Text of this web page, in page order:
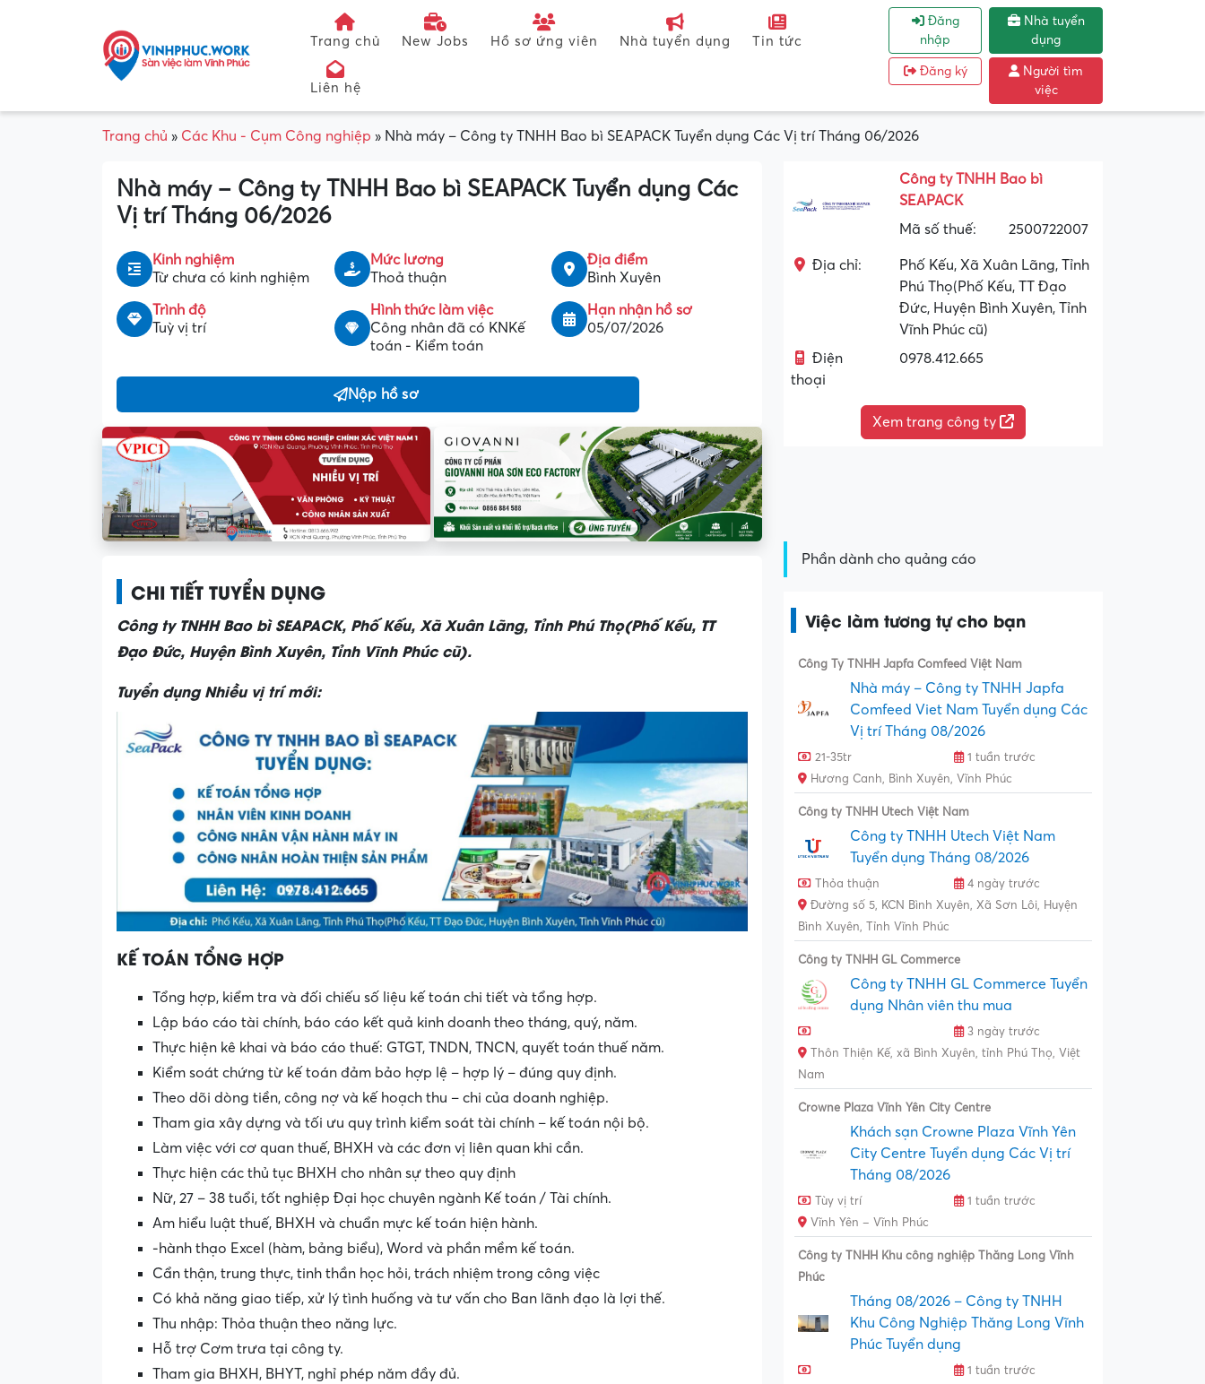
Trang chủ New Jobs Hồ sơ ứng viên Nhà tuyển dụng Tin tức
Liên hệ
Đăng
nhập
Đăng ký
Nhà tuyển
dụng
Người tìm
việc
Trang chủ » Các Khu - Cụm Công nghiệp » Nhà máy – Công ty TNHH Bao bì SEAPACK Tuyển dụng Các Vị trí Tháng 06/2026
Nhà máy – Công ty TNHH Bao bì SEAPACK Tuyển dụng Các
Vị trí Tháng 06/2026
Kinh nghiệm
Từ chưa có kinh nghiệm
Mức lương
Thoả thuận
Địa điểm
Bình Xuyên
Trình độ
Tuỳ vị trí
Hình thức làm việc
Công nhân đã có KNKế
toán - Kiểm toán
Hạn nhận hồ sơ
05/07/2026
Nộp hồ sơ
Công ty TNHH Bao bì
SEAPACK
Mã số thuế:
2500722007
Địa chỉ:
Phố Kếu, Xã Xuân Lãng, Tỉnh
Phú Thọ(Phố Kếu, TT Đạo
Đức, Huyện Bình Xuyên, Tỉnh
Vĩnh Phúc cũ)
Điện
thoại
0978.412.665
Xem trang công ty
CHI TIẾT TUYỂN DỤNG
Công ty TNHH Bao bì SEAPACK, Phố Kếu, Xã Xuân Lãng, Tỉnh Phú Thọ(Phố Kếu, TT
Đạo Đức, Huyện Bình Xuyên, Tỉnh Vĩnh Phúc cũ).
Tuyển dụng Nhiều vị trí mới:
KẾ TOÁN TỔNG HỢP
Tổng hợp, kiểm tra và đối chiếu số liệu kế toán chi tiết và tổng hợp.
Lập báo cáo tài chính, báo cáo kết quả kinh doanh theo tháng, quý, năm.
Thực hiện kê khai và báo cáo thuế: GTGT, TNDN, TNCN, quyết toán thuế năm.
Kiểm soát chứng từ kế toán đảm bảo hợp lệ – hợp lý – đúng quy định.
Theo dõi dòng tiền, công nợ và kế hoạch thu – chi của doanh nghiệp.
Tham gia xây dựng và tối ưu quy trình kiểm soát tài chính – kế toán nội bộ.
Làm việc với cơ quan thuế, BHXH và các đơn vị liên quan khi cần.
Thực hiện các thủ tục BHXH cho nhân sự theo quy định
Nữ, 27 – 38 tuổi, tốt nghiệp Đại học chuyên ngành Kế toán / Tài chính.
Am hiểu luật thuế, BHXH và chuẩn mực kế toán hiện hành.
-hành thạo Excel (hàm, bảng biểu), Word và phần mềm kế toán.
Cẩn thận, trung thực, tinh thần học hỏi, trách nhiệm trong công việc
Có khả năng giao tiếp, xử lý tình huống và tư vấn cho Ban lãnh đạo là lợi thế.
Thu nhập: Thỏa thuận theo năng lực.
Hỗ trợ Cơm trưa tại công ty.
Tham gia BHXH, BHYT, nghỉ phép năm đầy đủ.
Phần dành cho quảng cáo
Việc làm tương tự cho bạn
Công Ty TNHH Japfa Comfeed Việt Nam
Nhà máy – Công ty TNHH Japfa
Comfeed Viet Nam Tuyển dụng Các
Vị trí Tháng 08/2026
21-35tr
1 tuần trước
Hương Canh, Bình Xuyên, Vĩnh Phúc
Công ty TNHH Utech Việt Nam
Công ty TNHH Utech Việt Nam
Tuyển dụng Tháng 08/2026
Thỏa thuận
4 ngày trước
Đường số 5, KCN Bình Xuyên, Xã Sơn Lôi, Huyện
Bình Xuyên, Tỉnh Vĩnh Phúc
Công ty TNHH GL Commerce
Công ty TNHH GL Commerce Tuyển
dụng Nhân viên thu mua
3 ngày trước
Thôn Thiện Kế, xã Bình Xuyên, tỉnh Phú Thọ, Việt
Nam
Crowne Plaza Vĩnh Yên City Centre
Khách sạn Crowne Plaza Vĩnh Yên
City Centre Tuyển dụng Các Vị trí
Tháng 08/2026
Tùy vị trí
1 tuần trước
Vĩnh Yên – Vĩnh Phúc
Công ty TNHH Khu công nghiệp Thăng Long Vĩnh
Phúc
Tháng 08/2026 – Công ty TNHH
Khu Công Nghiệp Thăng Long Vĩnh
Phúc Tuyển dụng
1 tuần trước